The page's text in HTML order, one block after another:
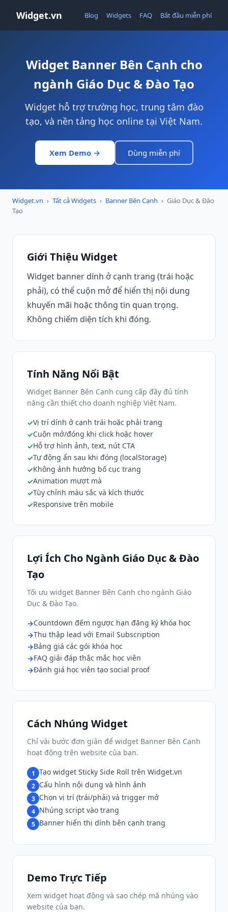
Widget.vn Blog Widgets FAQ Bắt đầu miễn phí
Widget Banner Bên Cạnh cho
ngành Giáo Dục & Đào Tạo
Widget hỗ trợ trường học, trung tâm đào
tạo, và nền tảng học online tại Việt Nam.
Xem Demo → Dùng miễn phí
Widget.vn › Tất cả Widgets › Banner Bên Cạnh › Giáo Dục & Đào
Tạo
Giới Thiệu Widget
Widget banner dính ở cạnh trang (trái hoặc
phải), có thể cuộn mở để hiển thị nội dung
khuyến mãi hoặc thông tin quan trọng.
Không chiếm diện tích khi đóng.
Tính Năng Nổi Bật
Widget Banner Bên Cạnh cung cấp đầy đủ tính
năng cần thiết cho doanh nghiệp Việt Nam.
Vị trí dính ở cạnh trái hoặc phải trang
Cuộn mở/đóng khi click hoặc hover
Hỗ trợ hình ảnh, text, nút CTA
Tự động ẩn sau khi đóng (localStorage)
Không ảnh hưởng bố cục trang
Animation mượt mà
Tùy chỉnh màu sắc và kích thước
Responsive trên mobile
Lợi Ích Cho Ngành Giáo Dục & Đào
Tạo
Tối ưu widget Banner Bên Cạnh cho ngành Giáo
Dục & Đào Tạo.
Countdown đếm ngược hạn đăng ký khóa học
Thu thập lead với Email Subscription
Bảng giá các gói khóa học
FAQ giải đáp thắc mắc học viên
Đánh giá học viên tạo social proof
Cách Nhúng Widget
Chỉ vài bước đơn giản để widget Banner Bên Cạnh
hoạt động trên website của bạn.
1 Tạo widget Sticky Side Roll trên Widget.vn
2 Cấu hình nội dung và hình ảnh
3 Chọn vị trí (trái/phải) và trigger mở
4 Nhúng script vào trang
5 Banner hiển thị dính bên cạnh trang
Demo Trực Tiếp
Xem widget hoạt động và sao chép mã nhúng vào
website của bạn.